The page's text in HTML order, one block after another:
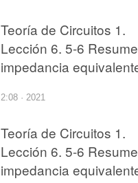
Teoría de Circuitos 1.
Lección 6. 5-6
impedancia
2:08 · 2021
Teoría de Circuitos 1.
Lección 6. 5-6
impedancia